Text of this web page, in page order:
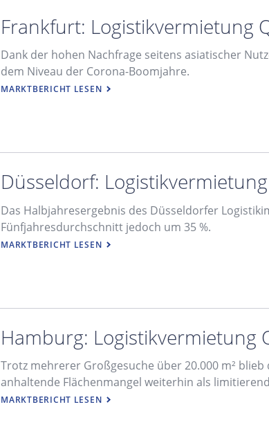
Frankfurt: Logistikvermietung
Dank der hohen Nachfrage seitens asiatischer
dem Niveau der Corona-Boomjahre.
MARKTBERICHT LESEN
Düsseldorf:
Das Halbjahresergebnis des Düsseldorfer
Fünfjahresdurchschnitt jedoch um 35 %.
MARKTBERICHT LESEN
Hamburg: Logistikvermietung
Trotz mehrerer Großgesuche über 20.000 m²
anhaltende Flächenmangel weiterhin als
MARKTBERICHT LESEN